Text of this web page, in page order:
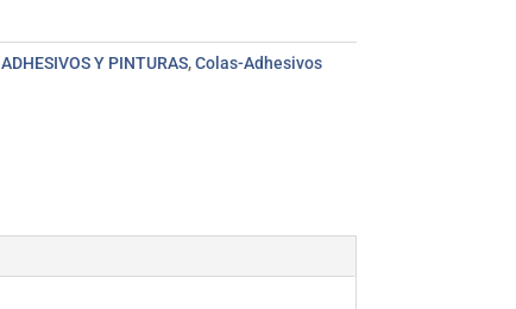
ADHESIVOS Y PINTURAS,Colas-Adhesivos